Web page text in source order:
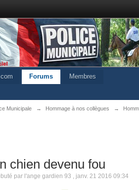
Forums Membres
Municipale → Hommage à nos collègues →
chien devenu fou
par l'ange gardien 93 , janv. 21 2016 09:34